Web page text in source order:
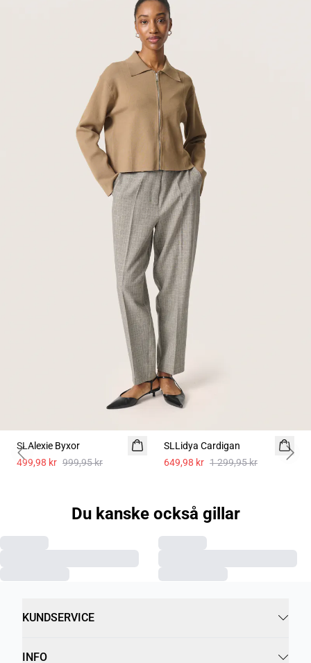
SLAlexie Byxor
499,98 kr 999,95 kr
SLLidya Cardigan
649,98 kr 1 299,95 kr
Previous slide Next
Du kanske också gillar
KUNDSERVICE
INFO